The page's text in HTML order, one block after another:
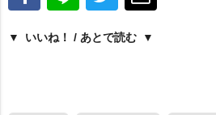
いいね！ / あとで読む